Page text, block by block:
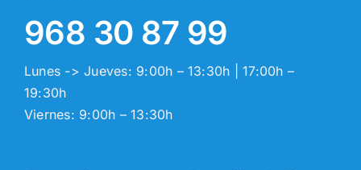
968 30 87 99
Lunes -> Jueves: 9:00h – 13:30h | 17:00h –
19:30h
Viernes: 9:00h – 13:30h